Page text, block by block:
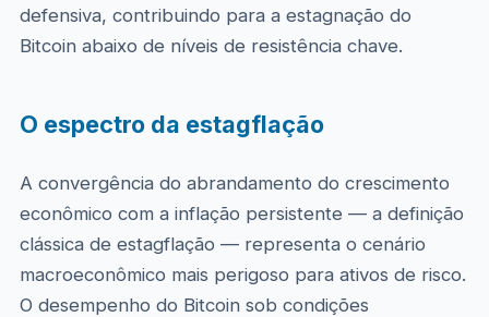
defensiva, contribuindo para a estagnação do
Bitcoin abaixo de níveis de resistência chave.
O espectro da estagflação
A convergência do abrandamento do crescimento
econômico com a inflação persistente — a definição
clássica de estagflação — representa o cenário
macroeconômico mais perigoso para ativos de risco.
O desempenho do Bitcoin sob condições